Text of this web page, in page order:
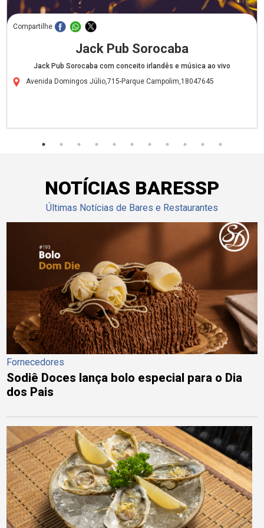
Compartilhe
Jack Pub Sorocaba
Jack Pub Sorocaba com conceito irlandês e música ao vivo
Avenida Domingos Júlio,715-Parque Campolim,18047645
NOTÍCIAS BARESSP
Últimas Notícias de Bares e Restaurantes
Fornecedores
Sodiê Doces lança bolo especial para o Dia
dos Pais